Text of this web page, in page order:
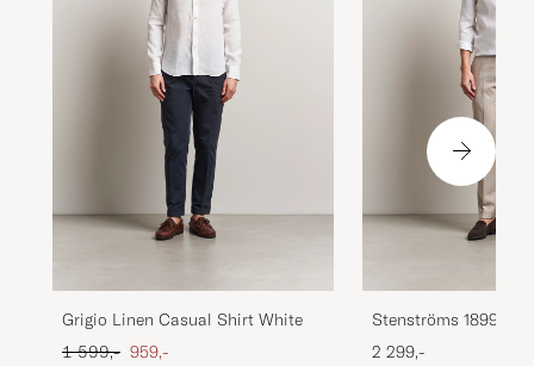
Grigio Linen Casual Shirt White
Ordinær pris
1 599,- Nedsatt pris
959,-
Stenströms 1899
White
2 299,-